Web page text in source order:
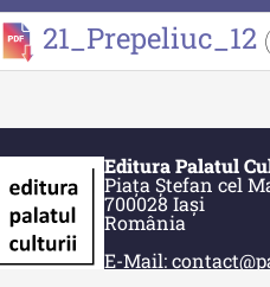
21_Prepeliuc_12
Editura Palatul
Piața Ștefan cel
700028 Iași
România
E-Mail: